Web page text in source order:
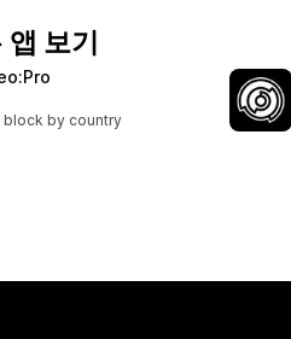
보기
block by country